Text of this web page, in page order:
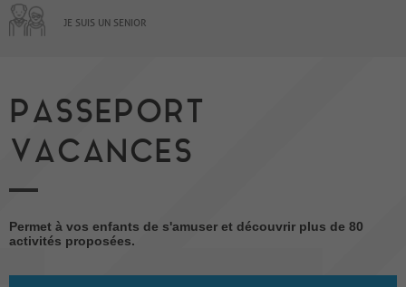
JE SUIS UN SENIOR
PASSEPORT
VACANCES
Permet à vos enfants de s'amuser et découvrir plus de 80
activités proposées.